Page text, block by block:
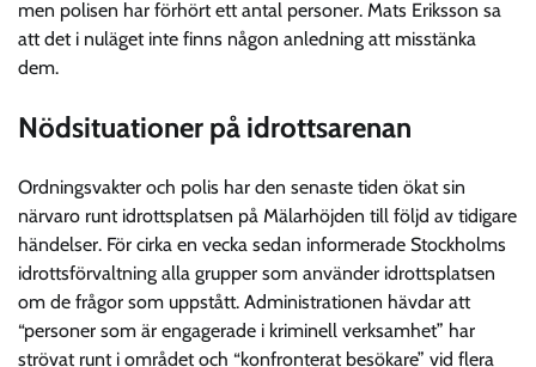
men polisen har förhört ett antal personer. Mats Eriksson sa
att det i nuläget inte finns någon anledning att misstänka
dem.
Nödsituationer på idrottsarenan
Ordningsvakter och polis har den senaste tiden ökat sin
närvaro runt idrottsplatsen på Mälarhöjden till följd av tidigare
händelser. För cirka en vecka sedan informerade Stockholms
idrottsförvaltning alla grupper som använder idrottsplatsen
om de frågor som uppstått. Administrationen hävdar att
“personer som är engagerade i kriminell verksamhet” har
strövat runt i området och “konfronterat besökare” vid flera